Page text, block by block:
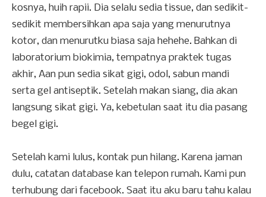
kosnya, huih rapii. Dia selalu sedia tissue, dan sedikit-
sedikit membersihkan apa saja yang menurutnya
kotor, dan menurutku biasa saja hehehe. Bahkan di
laboratorium biokimia, tempatnya praktek tugas
akhir, Aan pun sedia sikat gigi, odol, sabun mandi
serta gel antiseptik. Setelah makan siang, dia akan
langsung sikat gigi. Ya, kebetulan saat itu dia pasang
begel gigi.
Setelah kami lulus, kontak pun hilang. Karena jaman
dulu, catatan database kan telepon rumah. Kami pun
terhubung dari facebook. Saat itu aku baru tahu kalau